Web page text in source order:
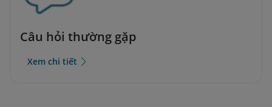
Câu hỏi thường gặp
Xem chi tiết